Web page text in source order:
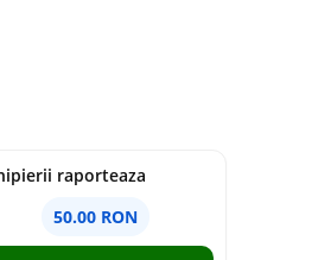
raporteaza
50.00 RON